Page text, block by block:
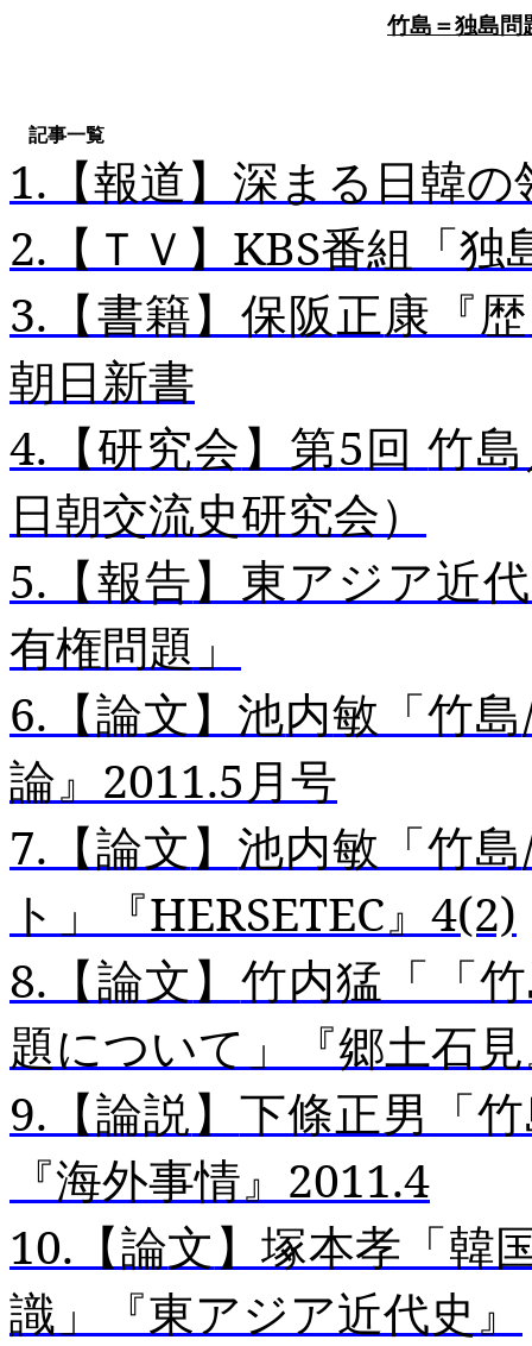
竹島＝独島問
記事一覧
1. 【報道】深まる日韓の
2. 【ＴＶ 】 KBS番組「独
3. 【書籍】保阪正康『
朝日新書
4. 【研究会】第5回 竹
日朝交流史研究会）
5. 【報告】東アジア近
有権問題」
6. 【論文】池内敏「竹島
論』 2011.5月号
7. 【論文】池内敏「竹島
ト」
『HERSETEC』 4(2)
8. 【論文】 竹内猛「「
題について」
『郷土石
9. 【論説】 下條正男「
『海外事情』 2011.4
10. 【論文】塚本孝「韓
識」
『東アジア近代史』